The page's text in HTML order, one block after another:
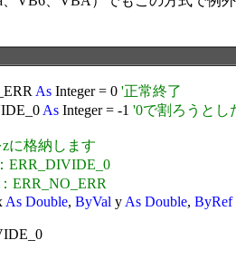
As Integer = 0 '正常終了
As Integer = -1 '0で割ろうとし
に格納します
ERR_DIVIDE_0
As Double, ByVal yAs Double, ByRef